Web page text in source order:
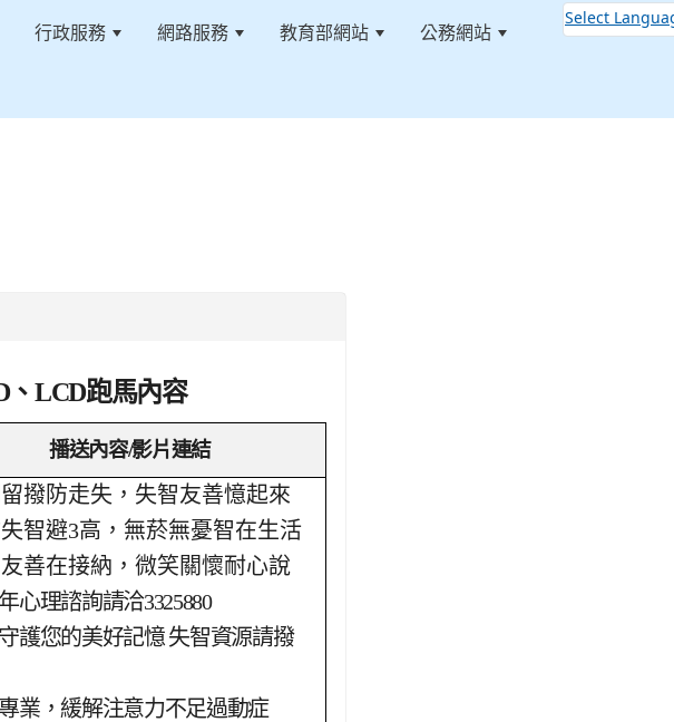
行政服務 網路服務 教育部網站 公務網站
Select
LCD跑馬內容
播送內容/影片連結
撥防走失，失智友善憶起來
智避3高，無菸無憂智在生活
善在接納，微笑關懷耐心說
心理諮詢請洽3325880
護您的美好記憶 失智資源請撥
業，緩解注意力不足過動症